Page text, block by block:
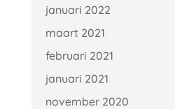
januari 2022
maart 2021
februari 2021
januari 2021
november 2020